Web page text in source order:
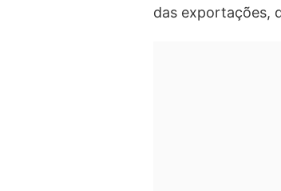
das exportações,